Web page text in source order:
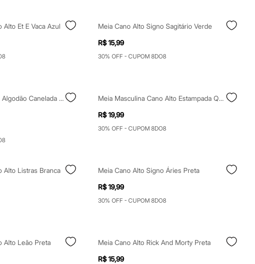
Alto Et E Vaca Azul
Meia Cano Alto Signo Sagitário Verde
R$ 15,99
30% OFF - CUPOM 8DO8
Meia Cano Alto Com Algodão Canelada Bege
Meia Masculina Cano Alto Estampada Quadriculada Branca
R$ 19,99
30% OFF - CUPOM 8DO8
Alto Listras Branca
Meia Cano Alto Signo Áries Preta
R$ 19,99
30% OFF - CUPOM 8DO8
Alto Leão Preta
Meia Cano Alto Rick And Morty Preta
R$ 15,99